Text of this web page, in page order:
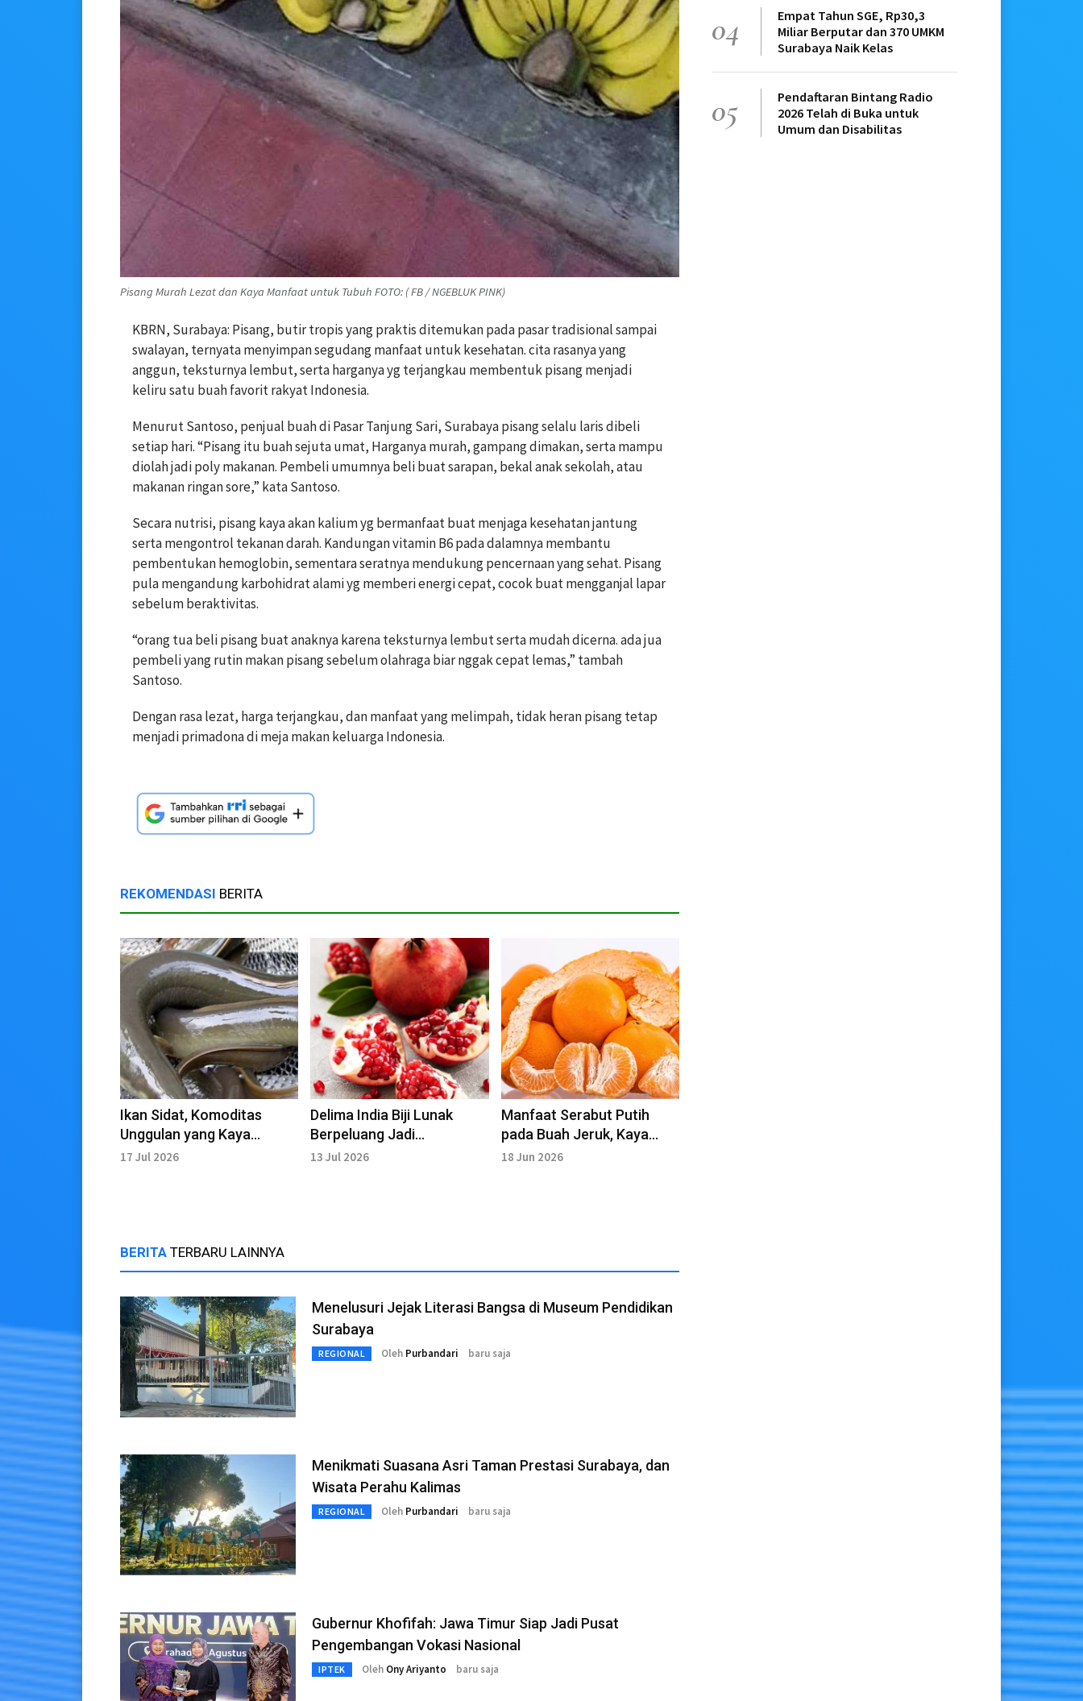
Pisang Murah Lezat dan Kaya Manfaat untuk Tubuh FOTO: ( FB / NGEBLUK PINK)
KBRN, Surabaya: Pisang, butir tropis yang praktis ditemukan pada pasar tradisional sampai
swalayan, ternyata menyimpan segudang manfaat untuk kesehatan. cita rasanya yang
anggun, teksturnya lembut, serta harganya yg terjangkau membentuk pisang menjadi
keliru satu buah favorit rakyat Indonesia.
Menurut Santoso, penjual buah di Pasar Tanjung Sari, Surabaya pisang selalu laris dibeli
setiap hari. “Pisang itu buah sejuta umat, Harganya murah, gampang dimakan, serta mampu
diolah jadi poly makanan. Pembeli umumnya beli buat sarapan, bekal anak sekolah, atau
makanan ringan sore,” kata Santoso.
Secara nutrisi, pisang kaya akan kalium yg bermanfaat buat menjaga kesehatan jantung
serta mengontrol tekanan darah. Kandungan vitamin B6 pada dalamnya membantu
pembentukan hemoglobin, sementara seratnya mendukung pencernaan yang sehat. Pisang
pula mengandung karbohidrat alami yg memberi energi cepat, cocok buat mengganjal lapar
sebelum beraktivitas.
“orang tua beli pisang buat anaknya karena teksturnya lembut serta mudah dicerna. ada jua
pembeli yang rutin makan pisang sebelum olahraga biar nggak cepat lemas,” tambah
Santoso.
Dengan rasa lezat, harga terjangkau, dan manfaat yang melimpah, tidak heran pisang tetap
menjadi primadona di meja makan keluarga Indonesia.
REKOMENDASI BERITA
Ikan Sidat, Komoditas
Unggulan yang Kaya
Manfaat
17 Jul 2026
Delima India Biji Lunak
Berpeluang Jadi
Komoditas Hortikultura
13 Jul 2026
Manfaat Serabut Putih
pada Buah Jeruk, Kaya
Serat dan Antioksidan
18 Jun 2026
BERITA TERBARU LAINNYA
Menelusuri Jejak Literasi Bangsa di Museum Pendidikan
Surabaya
REGIONAL Oleh Purbandari baru saja
Menikmati Suasana Asri Taman Prestasi Surabaya, dan
Wisata Perahu Kalimas
REGIONAL Oleh Purbandari baru saja
Gubernur Khofifah: Jawa Timur Siap Jadi Pusat
Pengembangan Vokasi Nasional
IPTEK Oleh Ony Ariyanto baru saja
04
Empat Tahun SGE, Rp30,3
Miliar Berputar dan 370 UMKM
Surabaya Naik Kelas
05
Pendaftaran Bintang Radio
2026 Telah di Buka untuk
Umum dan Disabilitas